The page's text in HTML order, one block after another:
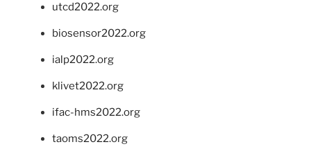
utcd2022.org
biosensor2022.org
ialp2022.org
klivet2022.org
ifac-hms2022.org
taoms2022.org